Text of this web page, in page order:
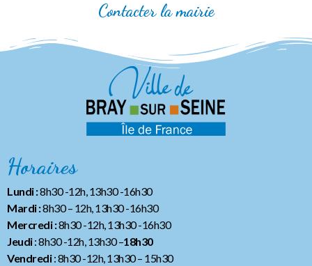
Contacter la mairie
Horaires
Lundi :8h30 -12h, 13h30 -16h30
Mardi :8h30 – 12h, 13h30 -16h30
Mercredi :8h30 -12h, 13h30 -16h30
Jeudi: 8h30 -12h, 13h30 –18h30
Vendredi: 8h30 -12h, 13h30– 15h30